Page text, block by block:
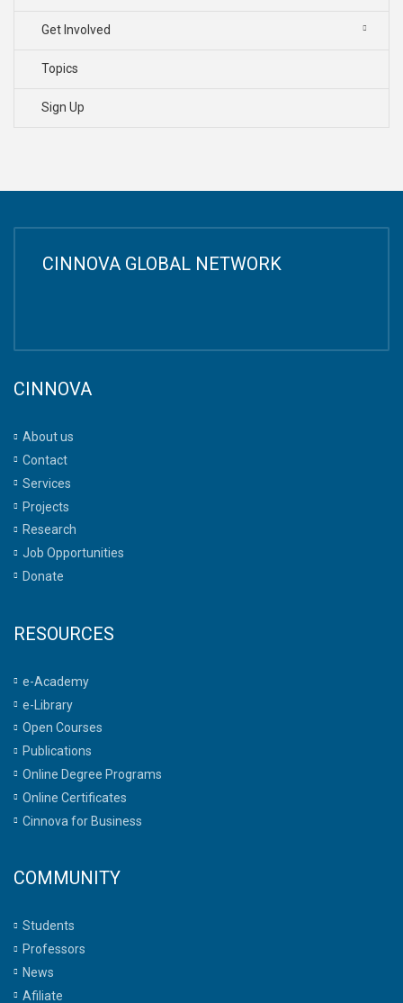
Get Involved
Topics
Sign Up
CINNOVA GLOBAL NETWORK
CINNOVA
About us
Contact
Services
Projects
Research
Job Opportunities
Donate
RESOURCES
e-Academy
e-Library
Open Courses
Publications
Online Degree Programs
Online Certificates
Cinnova for Business
COMMUNITY
Students
Professors
News
Afiliate